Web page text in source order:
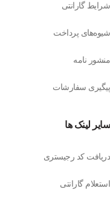
شرایط گارانتی
شیوه‌های پرداخت
منشور نامه
پیگیری سفارشات
سایر لینک ها
دریافت کد رجیستری
استعلام گارانتی